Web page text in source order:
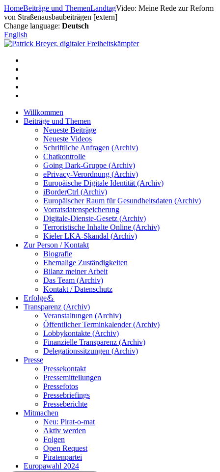
Zum
Inhalt
springen
HomeBeiträge und ThemenLandtagVideo: Meine Rede zur Reform
von Straßenausbaubeiträgen [extern]
Change language: Deutsch
English
Willkommen
Beiträge und Themen
Neueste Beiträge
Neueste Videos
Schriftliche Anfragen (Archiv)
Chatkontrolle
Going Dark-Gruppe (Archiv)
ePrivacy-Verordnung (Archiv)
Europäische Digitale Identität (Archiv)
iBorderCtrl (Archiv)
Europäischer Raum für Gesundheitsdaten (Archiv)
Vorratsdatenspeicherung
Digitale-Dienste-Gesetz (Archiv)
Terroristische Inhalte Online (Archiv)
Kieler LKA-Skandal (Archiv)
Zur Person / Kontakt
Biografie
Ehemalige Zuständigkeiten
Bilanz meiner Arbeit
Das Team (Archiv)
Kontakt / Datenschutz
Erfolge💪
Transparenz (Archiv)
Veranstaltungen (Archiv)
Öffentlicher Terminkalender (Archiv)
Lobbykontakte (Archiv)
Finanzielle Transparenz (Archiv)
Delegationssitzungen (Archiv)
Presse
Pressekontakt
Pressemitteilungen
Pressefotos
Pressebriefings
Presseberichte
Mitmachen
Neu: Pirat-o-mat
Aktiv werden
Folgen
Open Request
Piratenpartei
Europawahl 2024